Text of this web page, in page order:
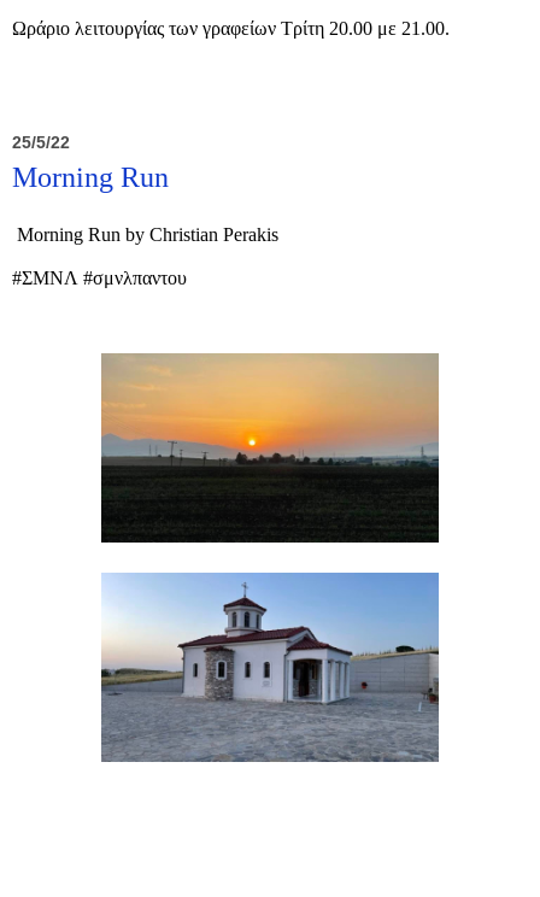
Ωράριο λειτουργίας των γραφείων Τρίτη 20.00 με 21.00.
25/5/22
Morning Run
Morning Run by Christian Perakis
#ΣΜΝΛ #σμνλπαντου